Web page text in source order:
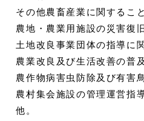
その他農畜産業に関すること
農地・農業用施設の災害復
土地改良事業団体の指導に
農業改良及び生活改善の普
農作物病害虫防除及び有害
農村集会施設の管理運営指
他。